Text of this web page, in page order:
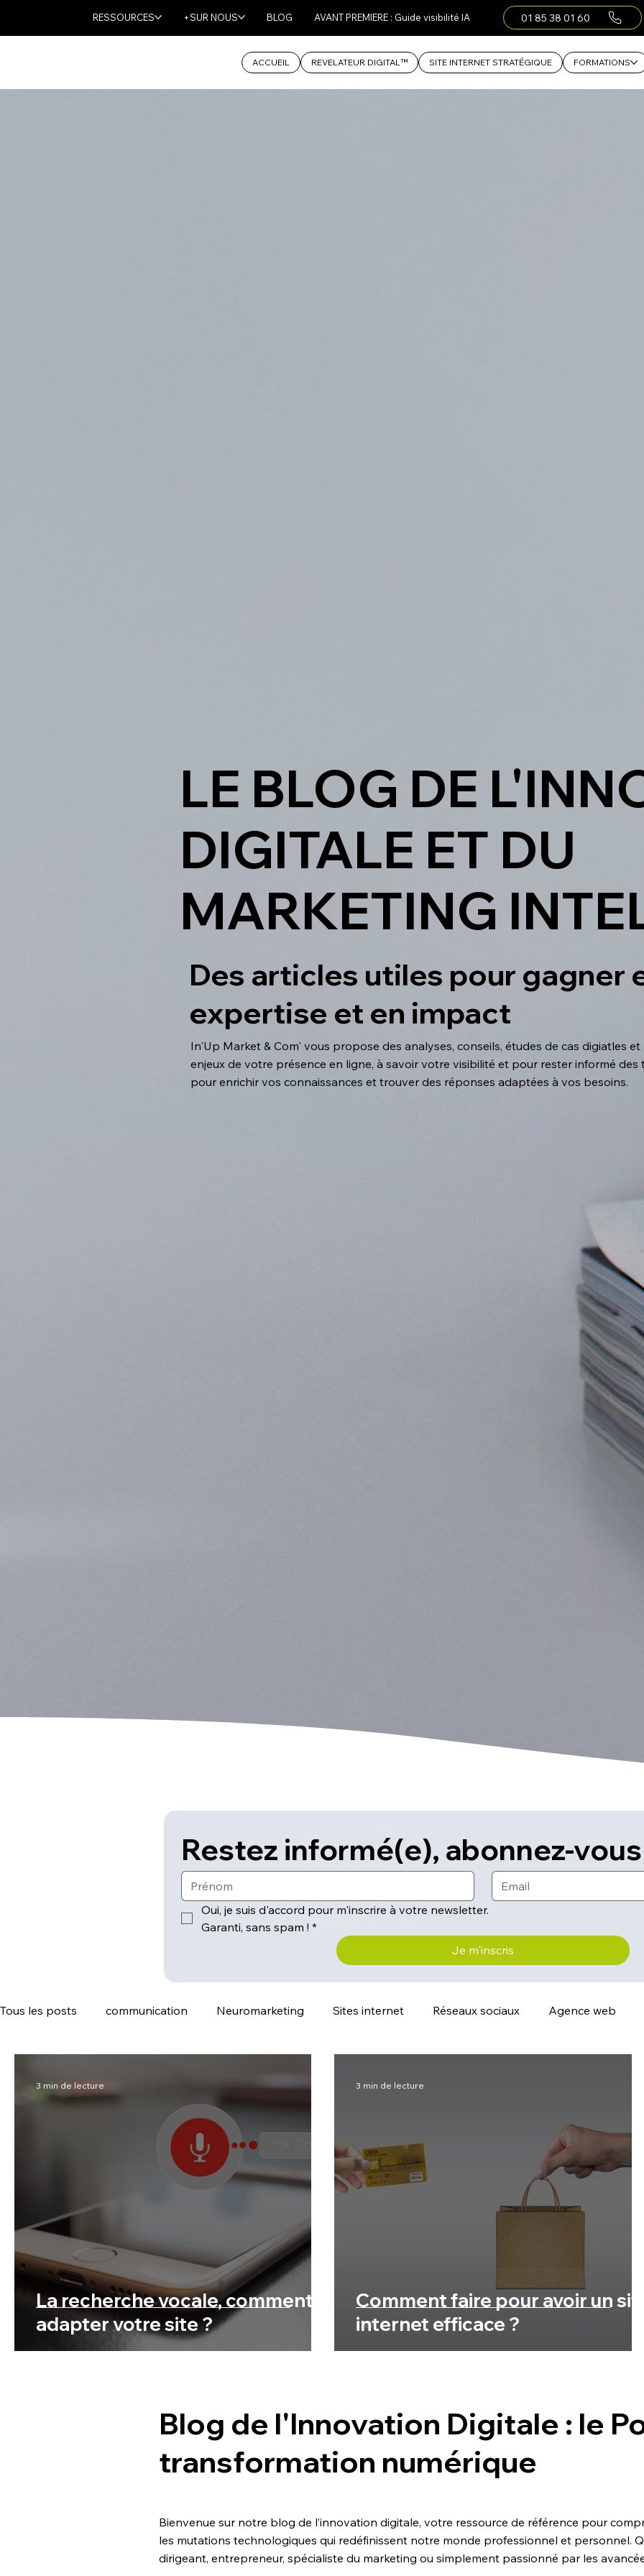
ACCUEIL REVELATEUR DIGITAL™ SITE INTERNET STRATÉGIQUE FORMATIONS
RESSOURCES +SUR NOUS BLOG AVANT PREMIERE : Guide visibilité IA 01 85 38 01 60
LE BLOG DE
DIGITALE ET DU
MARKETING
Des articles utiles pour gagner
expertise et en impact
In'Up Market & Com' vous propose des analyses, conseils, études de cas digiatles
enjeux de votre présence en ligne, à savoir votre visibilité et pour rester informé
pour enrichir vos connaissances et trouver des réponses adaptées à vos besoins.
Restez informé(e), abonnez-
Oui, je suis d'accord pour m'inscrire à votre newsletter.
Garanti, sans spam ! *
Je m'inscris
Tous les posts communication Neuromarketing Sites internet Réseaux sociaux Agence web
La recherche vocale, comment
adapter votre site ?
3 min de lecture
Comment faire pour avoir un
internet efficace ?
3 min de lecture
Blog de l'Innovation Digitale : le
transformation numérique
Bienvenue sur notre blog de l’innovation digitale, votre ressource de référence pour
les mutations technologiques qui redéfinissent notre monde professionnel et personnel.
dirigeant, entrepreneur, spécialiste du marketing ou simplement passionné par les